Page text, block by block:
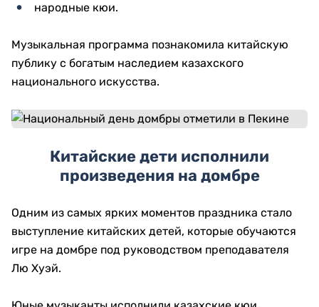
народные кюи.
Музыкальная программа познакомила китайскую
публику с богатым наследием казахского
национального искусства.
Китайские дети исполнили
произведения на домбре
Одним из самых ярких моментов праздника стало
выступление китайских детей, которые обучаются
игре на домбре под руководством преподавателя
Лю Хуэй.